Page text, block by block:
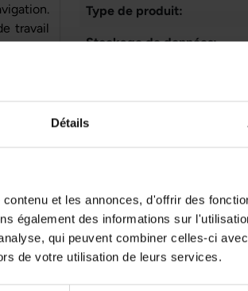
Détails
et les annonces, d'offrir des
également des informations sur
qui peuvent combiner celles-ci
de votre utilisation de leurs services.
travail
Type de produit:
Stockage de données:
Typologie:
Cœurs de processeur:
Connectique: